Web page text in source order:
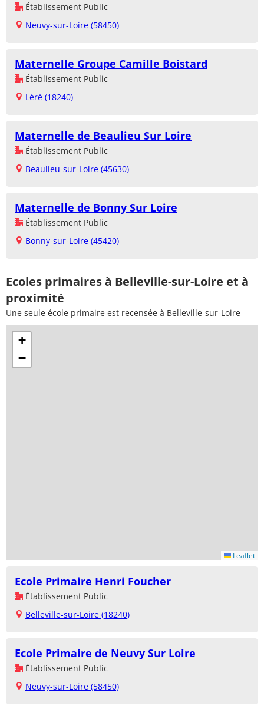
Établissement Public
Neuvy-sur-Loire (58450)
Maternelle Groupe Camille Boistard
Établissement Public
Léré (18240)
Maternelle de Beaulieu Sur Loire
Établissement Public
Beaulieu-sur-Loire (45630)
Maternelle de Bonny Sur Loire
Établissement Public
Bonny-sur-Loire (45420)
Ecoles primaires à Belleville-sur-Loire et à
proximité
Une seule école primaire est recensée à Belleville-sur-Loire
+
−
Leaflet
Ecole Primaire Henri Foucher
Établissement Public
Belleville-sur-Loire (18240)
Ecole Primaire de Neuvy Sur Loire
Établissement Public
Neuvy-sur-Loire (58450)